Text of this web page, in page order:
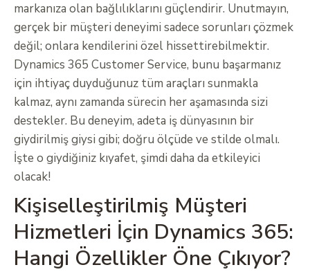
markanıza olan bağlılıklarını güçlendirir. Unutmayın,
gerçek bir müşteri deneyimi sadece sorunları çözmek
değil; onlara kendilerini özel hissettirebilmektir.
Dynamics 365 Customer Service, bunu başarmanız
için ihtiyaç duyduğunuz tüm araçları sunmakla
kalmaz, aynı zamanda sürecin her aşamasında sizi
destekler. Bu deneyim, adeta iş dünyasının bir
giydirilmiş giysi gibi; doğru ölçüde ve stilde olmalı.
İşte o giydiğiniz kıyafet, şimdi daha da etkileyici
olacak!
Kişiselleştirilmiş Müşteri
Hizmetleri İçin Dynamics 365:
Hangi Özellikler Öne Çıkıyor?